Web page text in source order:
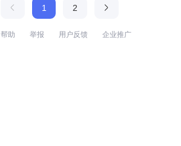
1 2
帮助 举报 用户反馈 企业推广